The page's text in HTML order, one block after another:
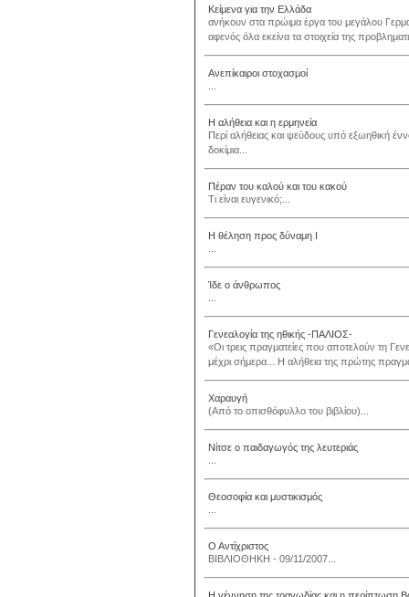
Κείμενα για την Ελλάδα
ανήκουν στα πρώιμα έργα του μεγάλου
αφενός όλα εκείνα τα στοιχεία της
Ανεπίκαιροι στοχασμοί
Η αλήθεια και η ερμηνεία
Περί αλήθειας και ψεύδους υπό εξωηθική
δοκίμια...
Πέραν του καλού και του κακού
Τι είναι ευγενικό;...
Η θέληση προς δύναμη Ι
Ίδε ο άνθρωπος
Γενεαλογία της ηθικής -ΠΑΛΙΟΣ-
«Οι τρεις πραγματείες που αποτελούν τη
μέχρι σήμερα... Η αλήθεια της πρώτης
Χαραυγή
(Από το οπισθόφυλλο του βιβλίου)...
Νίτσε ο παιδαγωγός της λευτεριάς
Θεοσοφία και μυστικισμός
Ο Αντίχριστος
ΒΙΒΛΙΟΘΗΚΗ - 09/11/2007...